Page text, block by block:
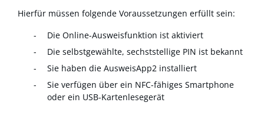
Hierfür müssen folgende Voraussetzungen erfüllt sein:
Die Online-Ausweisfunktion ist aktiviert
Die selbstgewählte, sechststellige PIN ist bekannt
Sie haben die AusweisApp2 installiert
Sie verfügen über ein NFC-fähiges Smartphone
oder ein USB-Kartenlesegerät